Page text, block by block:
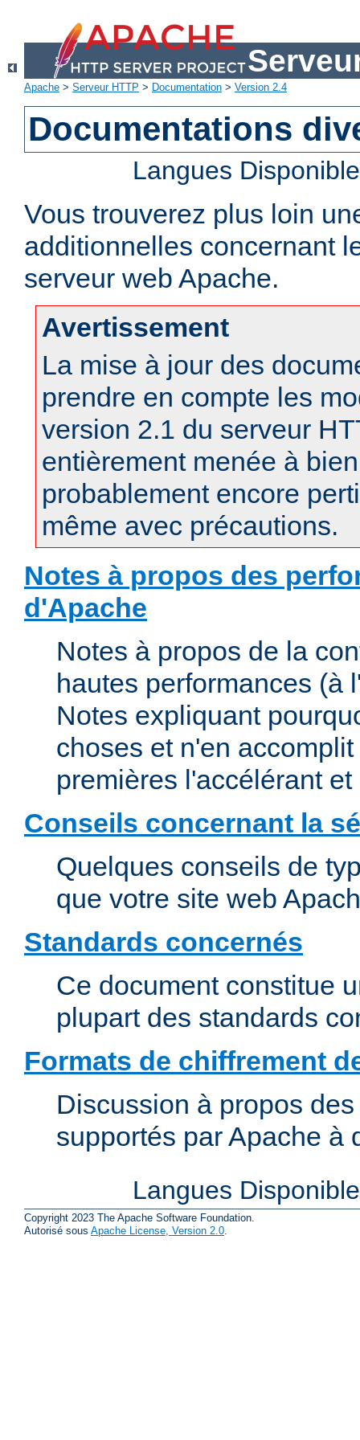
Apache > Serveur HTTP > Documentation > Version 2.4
Documentations
Langues
Vous trouverez plus loin
additionnelles concernant
serveur web Apache.
Avertissement
La mise à jour des
prendre en compte les
version 2.1 du serveur
entièrement menée à
probablement encore
même avec précautions.
Notes à propos des
d'Apache
Notes à propos de la
hautes performances (à
Notes expliquant
choses et n'en
premières l'accélérant
Conseils concernant la
Quelques conseils de
que votre site web
Standards concernés
Ce document constitue
plupart des standards
Formats de chiffrement
Discussion à propos
supportés par Apache à
Langues
Copyright 2023 The Apache Software Foundation.
Autorisé sous Apache License, Version 2.0